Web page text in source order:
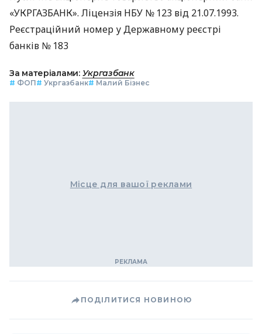
«УКРГАЗБАНК». Ліцензія НБУ № 123 від 21.07.1993.
Реєстраційний номер у Державному реєстрі
банків № 183
За матеріалами: Укргазбанк
# ФОП# Укргазбанк# Малий Бізнес
Місце для вашої реклами
ПОДІЛИТИСЯ НОВИНОЮ